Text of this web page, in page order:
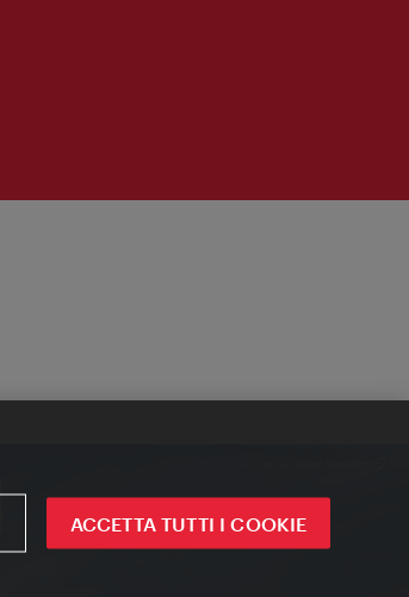
ACCETTA TUTTI I COOKIE